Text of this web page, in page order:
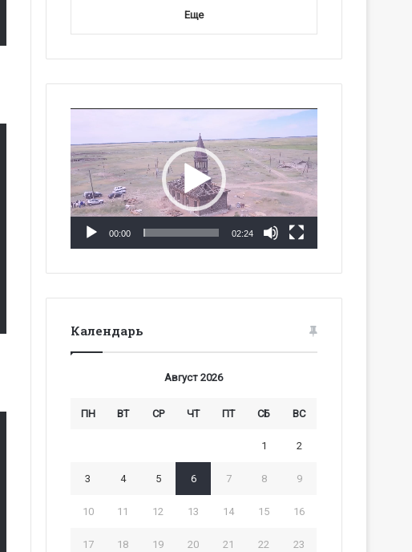
Еще
00:00 02:24
Календарь
Август 2026
ПН ВТ СР ЧТ ПТ СБ ВС
1 2
3 4 5 6 7 8 9
10 11 12 13 14 15 16
17 18 19 20 21 22 23